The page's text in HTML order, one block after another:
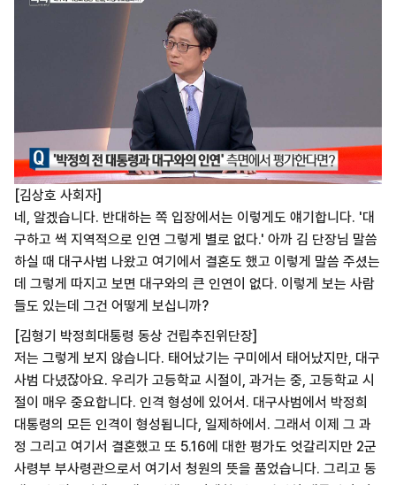
[김상호 사회자]
네, 알겠습니다. 반대하는 쪽 입장에서는 이렇게도 얘기합니다. '대
구하고 썩 지역적으로 인연 그렇게 별로 없다.' 아까 김 단장님 말씀
하실 때 대구사범 나왔고 여기에서 결혼도 했고 이렇게 말씀 주셨는
데 그렇게 따지고 보면 대구와의 큰 인연이 없다. 이렇게 보는 사람
들도 있는데 그건 어떻게 보십니까?
[김형기 박정희대통령 동상 건립추진위단장]
저는 그렇게 보지 않습니다. 태어났기는 구미에서 태어났지만, 대구
사범 다녔잖아요. 우리가 고등학교 시절이, 과거는 중, 고등학교 시
절이 매우 중요합니다. 인격 형성에 있어서. 대구사범에서 박정희
대통령의 모든 인격이 형성됩니다, 일제하에서. 그래서 이제 그 과
정 그리고 여기서 결혼했고 또 5.16에 대한 평가도 엇갈리지만 2군
사령부 부사령관으로서 여기서 청원의 뜻을 품었습니다. 그리고 동